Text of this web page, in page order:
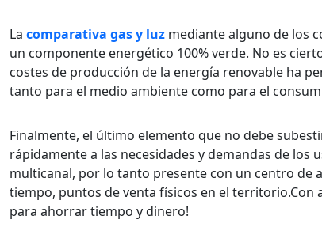
La comparativa gas y luz mediante alguno de los
un componente energético 100% verde. No es
costes de producción de la energía renovable ha
tanto para el medio ambiente como para el
Finalmente, el último elemento que no debe
rápidamente a las necesidades y demandas de
multicanal, por lo tanto presente con un centro de
tiempo, puntos de venta físicos en el territorio.Con
para ahorrar tiempo y dinero!